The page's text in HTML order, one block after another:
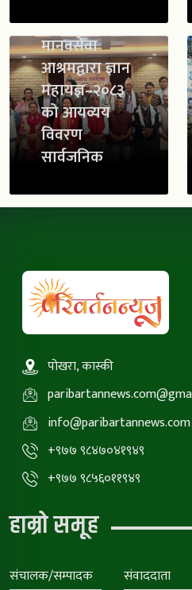
मानवसेवा
आश्रमद्वारा ज्ञान
महायज्ञ–२०८३
को आयव्यय
विवरण
सार्वजनिक
पोखरा, कास्की
info@paribartannews.com
+९७७ ९८४७०४१९४९
+९७७ ९८५६०११९४९
हाम्रो समूह
संचालक/सम्पादक संवाददाता